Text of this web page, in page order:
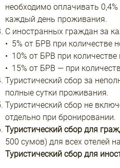
необходимо оплачивать 0,4%
каждый день проживания.
С иностранных граждан за
• 5% от БРВ при количестве
• 10% от БРВ при
• 15% от БРВ — при
Туристический сбор за
полные сутки проживания.
Туристический сбор не
отдельно при бронировании.
Туристический сбор для
500 сумов) для всех отелей
Туристический сбор для